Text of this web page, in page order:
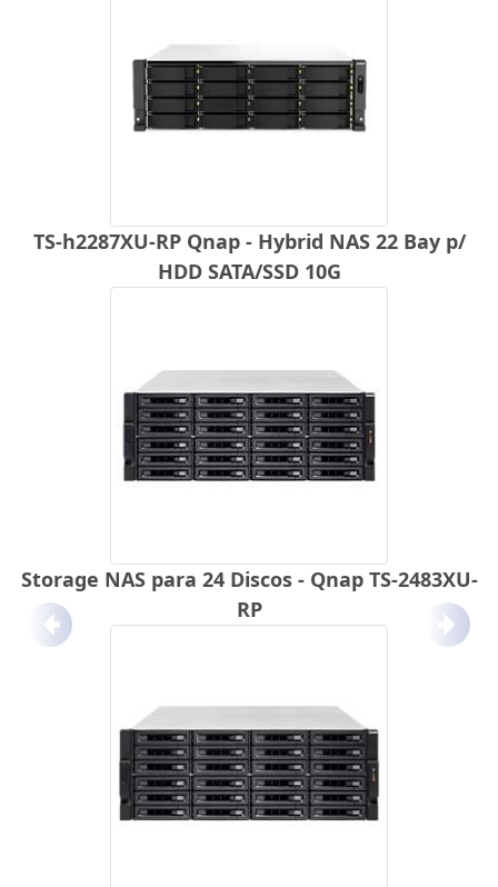
TS-h2287XU-RP Qnap - Hybrid NAS 22 Bay p/
HDD SATA/SSD 10G
Storage NAS para 24 Discos - Qnap TS-2483XU-
RP
Anterior